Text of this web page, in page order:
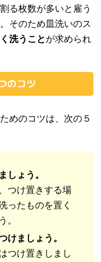
る枚数が多いと雇う
そのため皿洗いのス
洗うことが求められ
のコツ
めのコツは、次の５
しょう。
つけ置きする場
ったものを置く
。
けましょう。
つけ置きしまし